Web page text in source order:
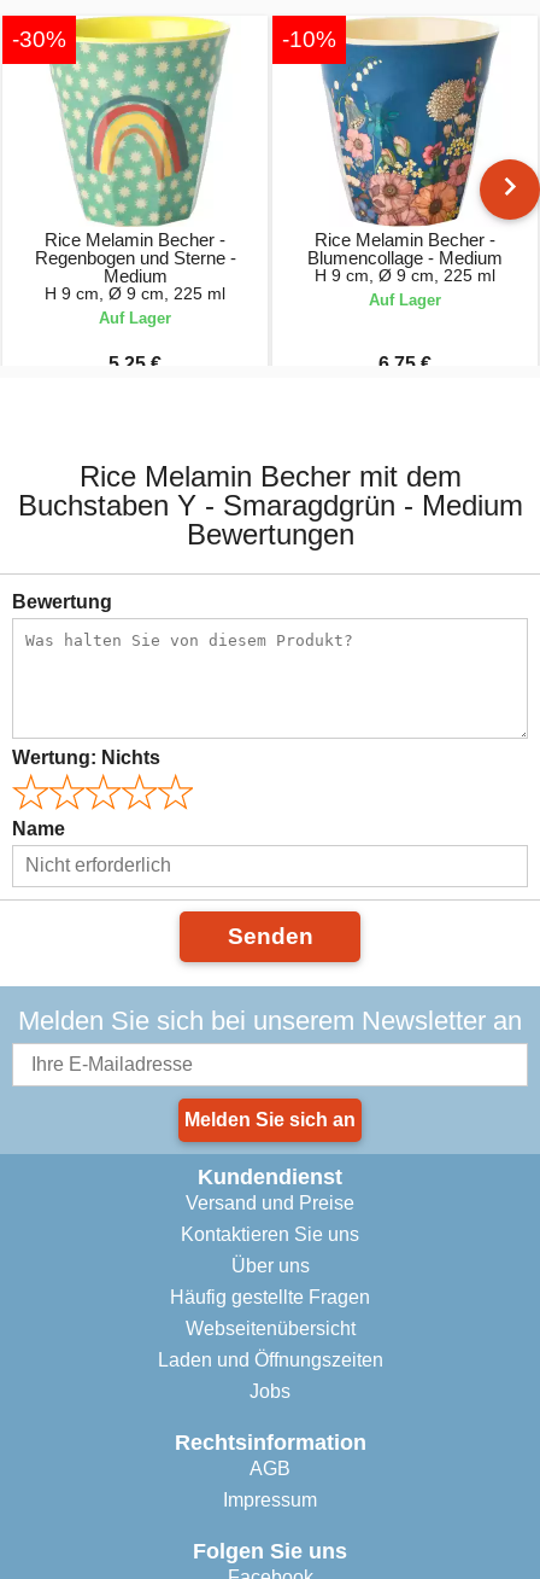
-30%
Rice Melamin Becher -
Regenbogen und Sterne -
Medium
H 9 cm, Ø 9 cm, 225 ml
Auf Lager
5,25 €
-10%
Rice Melamin Becher -
Blumencollage - Medium
H 9 cm, Ø 9 cm, 225 ml
Auf Lager
6,75 €
Rice Melamin Becher mit dem
Buchstaben Y - Smaragdgrün - Medium
Bewertungen
Bewertung
Wertung: Nichts
Name
Senden
Melden Sie sich bei unserem Newsletter an
Melden Sie sich an
Kundendienst
Versand und Preise
Kontaktieren Sie uns
Über uns
Häufig gestellte Fragen
Webseitenübersicht
Laden und Öffnungszeiten
Jobs
Rechtsinformation
AGB
Impressum
Folgen Sie uns